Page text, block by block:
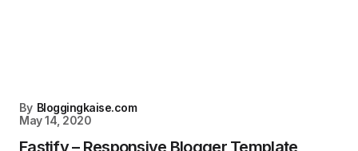
By Bloggingkaise.com
May 14, 2020
Fastify – Responsive Blogger Template